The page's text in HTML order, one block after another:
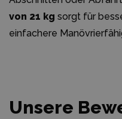
von 21 kg sorgt für
einfachere
Unsere